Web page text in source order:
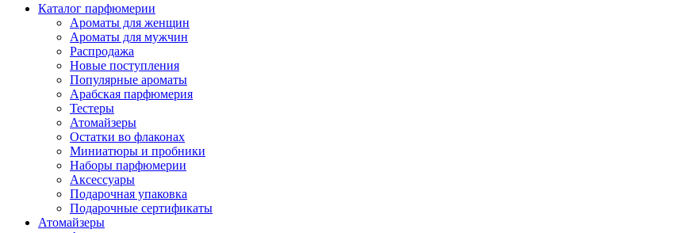
Каталог парфюмерии
Ароматы для женщин
Ароматы для мужчин
Распродажа
Новые поступления
Популярные ароматы
Арабская парфюмерия
Тестеры
Атомайзеры
Остатки во флаконах
Миниатюры и пробники
Наборы парфюмерии
Аксессуары
Подарочная упаковка
Подарочные сертификаты
Атомайзеры